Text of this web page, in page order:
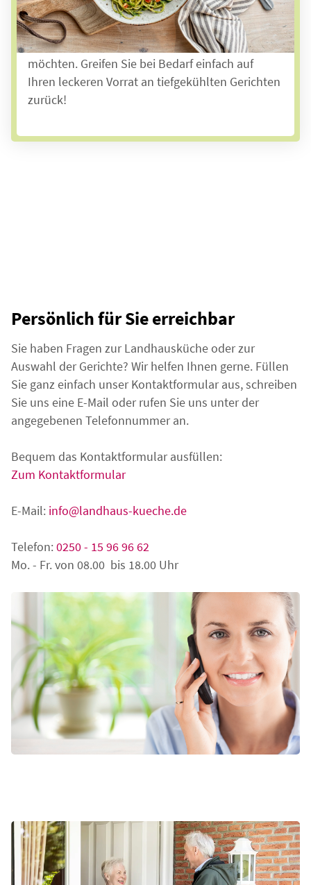
täglichen Lieferung heißer Gerichte können Sie
mit unsererTiefkühl-Anlieferungauch ganz
flexibel entscheiden, was Sie wann essen
möchten. Greifen Sie bei Bedarf einfach auf
Ihren leckeren Vorrat an tiefgekühlten Gerichten
zurück!
Persönlich für Sie erreichbar
Sie haben Fragen zur Landhausküche oder zur
Auswahl der Gerichte? Wir helfen Ihnen gerne. Füllen
Sie ganz einfach unser Kontaktformular aus, schreiben
Sie uns eine E-Mail oder rufen Sie uns unter der
angegebenen Telefonnummer an.
Bequem das Kontaktformular ausfüllen:
Zum Kontaktformular
E-Mail: info@landhaus-kueche.de
Telefon:0250 - 15 96 96 62
Mo. - Fr. von 08.00 bis 18.00 Uhr